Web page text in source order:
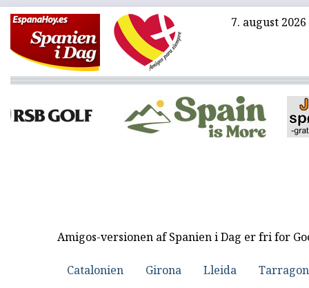
7. august 2026
Amigos-versionen af Spanien i Dag er fri for
Catalonien Girona Lleida